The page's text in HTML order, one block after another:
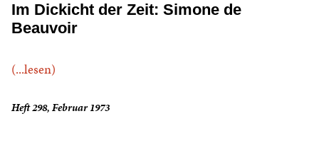
Im Dickicht der Zeit: Simone de
Beauvoir
(...lesen)
Heft 298, Februar 1973